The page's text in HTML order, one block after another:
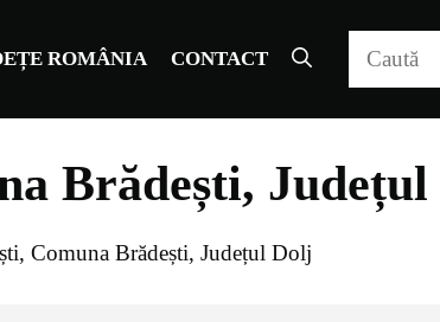
ROMÂNIA CONTACT
Brădești,
Comuna Brădești, Județul Dolj